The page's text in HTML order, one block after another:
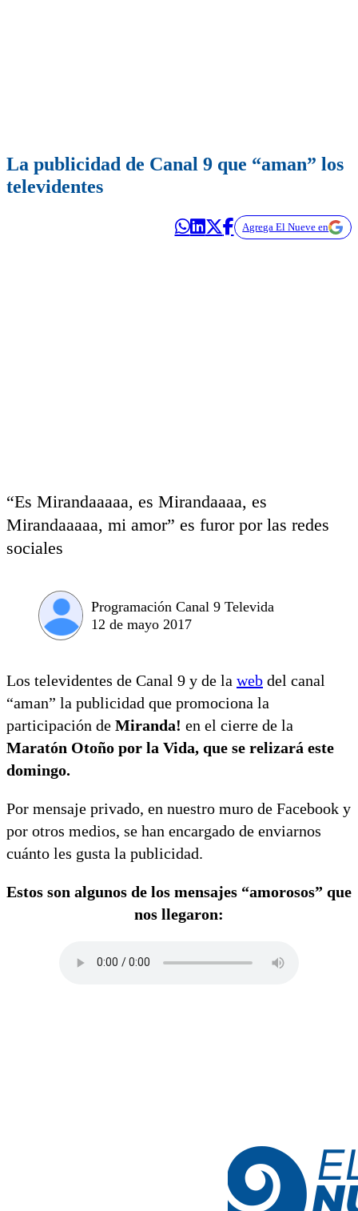
La publicidad de Canal 9 que “aman” los
televidentes
Agrega El Nueve en
“Es Mirandaaaaa, es Mirandaaaa, es
Mirandaaaaa, mi amor” es furor por las redes
sociales
Programación Canal 9 Televida
12 de mayo 2017
Los televidentes de Canal 9 y de la web del canal
“aman” la publicidad que promociona la
participación de Miranda! en el cierre de la
Maratón Otoño por la Vida, que se relizará este
domingo.
Por mensaje privado, en nuestro muro de Facebook y
por otros medios, se han encargado de enviarnos
cuánto les gusta la publicidad.
Estos son algunos de los mensajes “amorosos” que
nos llegaron: